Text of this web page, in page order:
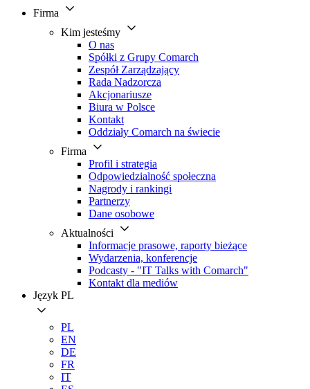
Firma
Kim jesteśmy
O nas
Spółki z Grupy Comarch
Zespół Zarządzający
Rada Nadzorcza
Akcjonariusze
Biura w Polsce
Kontakt
Oddziały Comarch na świecie
Firma
Profil i strategia
Odpowiedzialność społeczna
Nagrody i rankingi
Partnerzy
Dane osobowe
Aktualności
Informacje prasowe, raporty bieżące
Wydarzenia, konferencje
Podcasty - "IT Talks with Comarch"
Kontakt dla mediów
Język PL
PL
EN
DE
FR
IT